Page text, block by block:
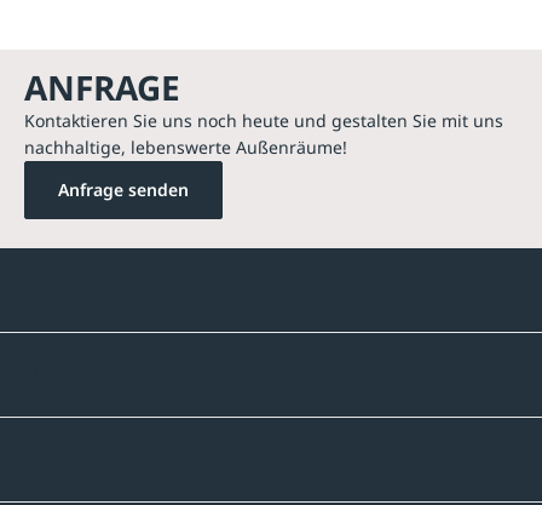
ANFRAGE
Kontaktieren Sie uns noch heute und gestalten Sie mit uns
nachhaltige, lebenswerte Außenräume!
Anfrage senden